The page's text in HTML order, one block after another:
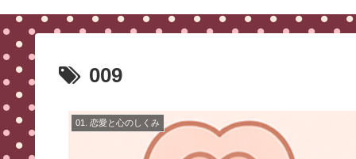
009
01. 恋愛と心のしくみ